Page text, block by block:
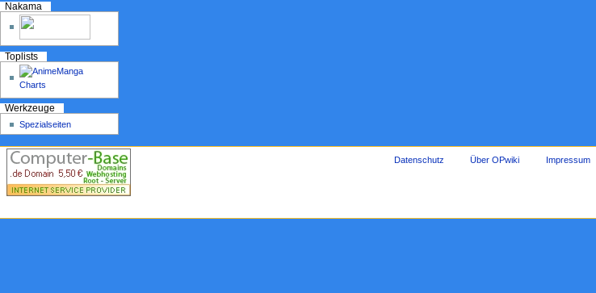
Nakama
Toplists
Werkzeuge
Spezialseiten
Datenschutz Über OPwiki Impressum